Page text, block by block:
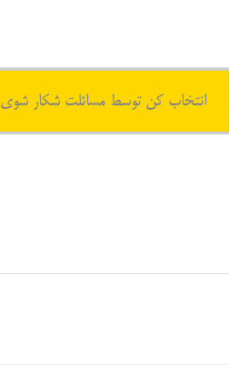
انتخاب کن توسط مسائلت شکار شوی